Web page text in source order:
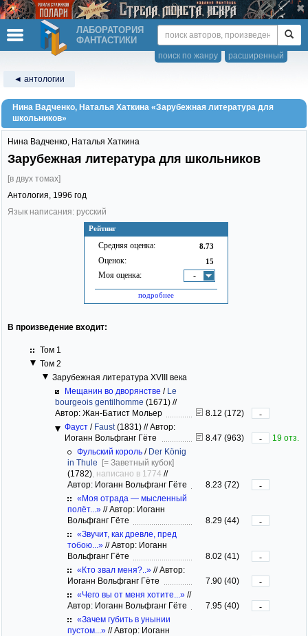
ЛАБОРАТОРИЯ
ФАНТАСТИКИ
расширенный
поиск по жанру
◄ антологии
Нина Вадченко, Наталья Хаткина «Зарубежная литература для
школьников»
Рейтинг
Средняя оценка: 8.73
Оценок: 15
Моя оценка: -
подробнее
Нина Вадченко, Наталья Хаткина
Зарубежная литература для школьников
[в двух томах]
Антология, 1996 год
Язык написания: русский
В произведение входит:
Том 1
Том 2
Зарубежная литература XVIII века
Мещанин во дворянстве / Le
bourgeois gentilhomme (1671) //
Автор: Жан-Батист Мольер
8.12 (172)
-
Фауст / Faust(1831) //Автор:
Иоганн Вольфганг Гёте
8.47 (963) -
19 отз.
Фульский король / Der König
in Thule [= Заветный кубок]
(1782) , написано в 1774 //
Автор: Иоганн Вольфганг Гёте
8.23 (72)
-
«Моя отрада — мысленный
полёт...» //Автор: Иоганн
Вольфганг Гёте
8.29 (44)
-
«Звучит, как древле, пред
тобою...» //Автор: Иоганн
Вольфганг Гёте
8.02 (41)
-
«Кто звал меня?..» //Автор:
Иоганн Вольфганг Гёте
7.90 (40)
-
«Чего вы от меня хотите...» //
Автор: Иоганн Вольфганг Гёте
7.95 (40)
-
«Зачем губить в унынии
пустом...» //Автор: Иоганн